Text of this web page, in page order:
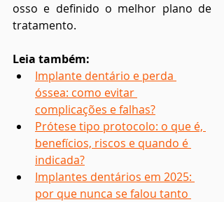
osso e definido o melhor plano de
tratamento.
Leia também:
Implante dentário e perda
óssea: como evitar
complicações e falhas?
Prótese tipo protocolo: o que é,
benefícios, riscos e quando é
indicada?
Implantes dentários em 2025:
por que nunca se falou tanto